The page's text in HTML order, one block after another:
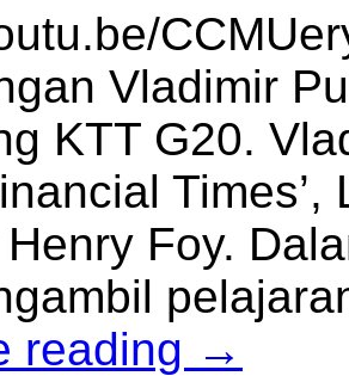
Vladimir
KTT G20.
Foy.
reading →